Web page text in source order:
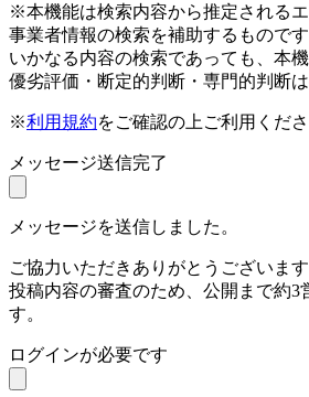
※本機能は検索内容から推定されるエ
事業者情報の検索を補助するものです
いかなる内容の検索であっても、本
優劣評価・断定的判断・専門的判断は
※利用規約をご確認の上ご利用くだ
メッセージ送信完了
メッセージを送信しました。
ご協力いただきありがとうございます
投稿内容の審査のため、公開まで約3
す。
ログインが必要です